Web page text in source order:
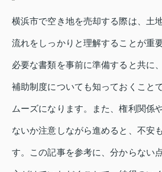
横浜市で空き地を売却する際は、土
流れをしっかりと理解することが重
必要な書類を事前に準備すると共に
補助制度についても知っておくこと
ムーズになります。また、権利関係
ないか注意しながら進めると、不安
す。この記事を参考に、分からない